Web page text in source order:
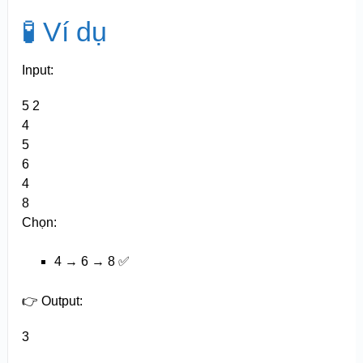
🧪 Ví dụ
Input:
5 2
4
5
6
4
8
Chọn:
4 → 6 → 8 ✅
👉 Output:
3